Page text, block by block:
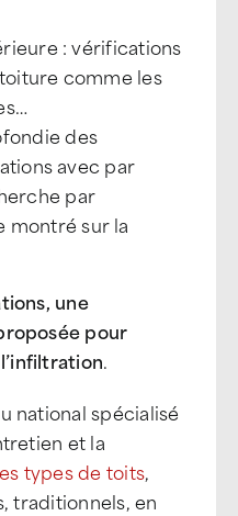
: vérifications
comme les
des
avec par
par
montré sur la
une
pour
.
national spécialisé
et la
types de toits,
traditionnels, en